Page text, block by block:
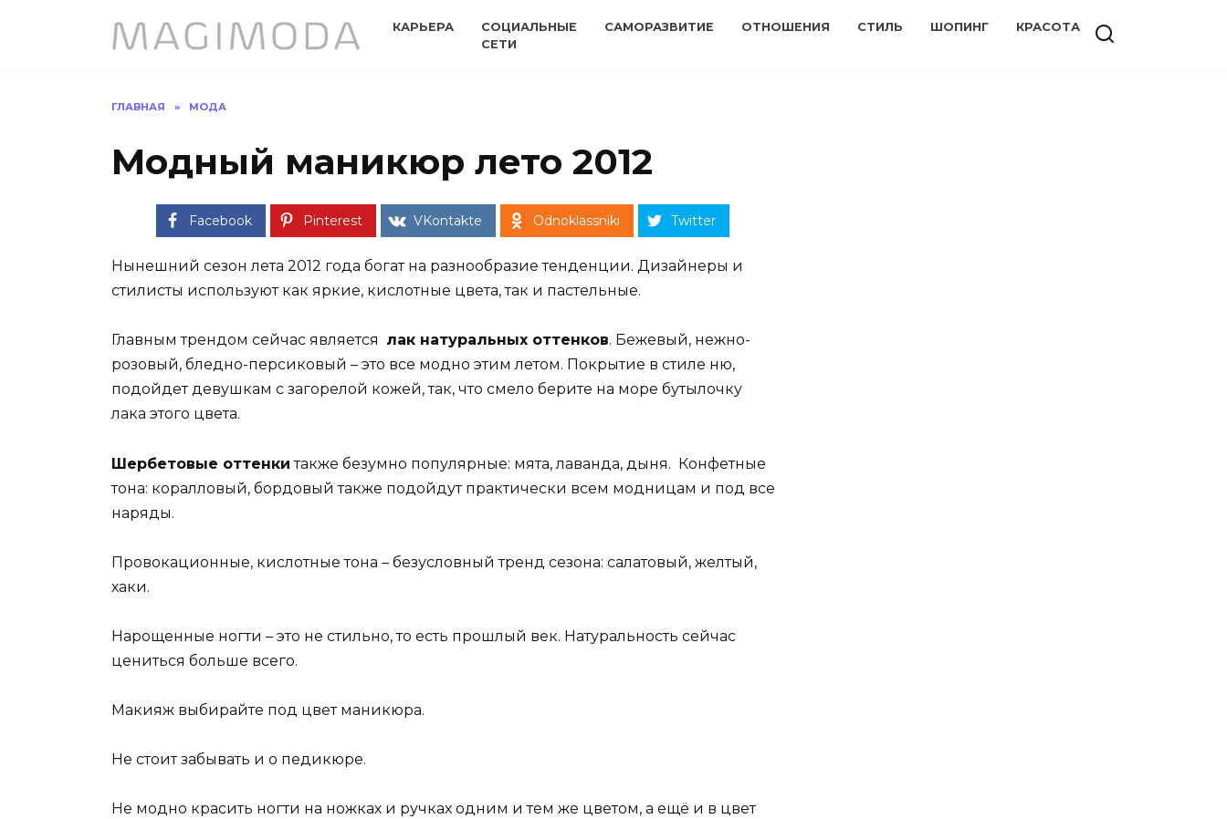
КАРЬЕРА
СОЦИАЛЬНЫЕ
СЕТИ
САМОРАЗВИТИЕ ОТНОШЕНИЯ СТИЛЬ ШОПИНГ КРАСОТА
ГЛАВНАЯ » МОДА
Модный маникюр лето 2012
Facebook Pinterest VKontakte Odnoklassniki Twitter
Нынешний сезон лета 2012 года богат на разнообразие тенденции. Дизайнеры и
стилисты используют как яркие, кислотные цвета, так и пастельные.
Главным трендом сейчас является лак натуральных оттенков. Бежевый, нежно-
розовый, бледно-персиковый – это все модно этим летом. Покрытие в стиле ню,
подойдет девушкам с загорелой кожей, так, что смело берите на море бутылочку
лака этого цвета.
Шербетовые оттенки также безумно популярные: мята, лаванда, дыня. Конфетные
тона: коралловый, бордовый также подойдут практически всем модницам и под все
наряды.
Провокационные, кислотные тона – безусловный тренд сезона: салатовый, желтый,
хаки.
Нарощенные ногти – это не стильно, то есть прошлый век. Натуральность сейчас
цениться больше всего.
Макияж выбирайте под цвет маникюра.
Не стоит забывать и о педикюре.
Не модно красить ногти на ножках и ручках одним и тем же цветом, а ещё и в цвет